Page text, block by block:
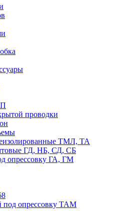
проводки
ТМЛ, ТА
ГД, НБ, СД, СБ
опрессовку ГА, ГМ
под опрессовку ТАМ